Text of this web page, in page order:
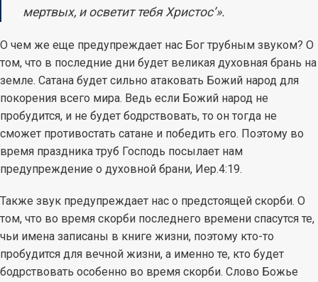
мертвых, и осветит тебя Христос’».
О чем же еще предупреждает нас Бог трубным звуком? О
том, что в последние дни будет великая духовная брань на
земле. Сатана будет сильно атаковать Божий народ для
покорения всего мира. Ведь если Божий народ не
пробудится, и не будет бодрствовать, то он тогда не
сможет противостать сатане и победить его. Поэтому во
время праздника труб Господь посылает нам
предупреждение о духовной брани, Иер.4:19.
Также звук предупреждает нас о предстоящей скорби. О
том, что во время скорби последнего времени спасутся те,
чьи имена записаны в книге жизни, поэтому кто-то
пробудится для вечной жизни, а именно те, кто будет
бодрствовать особенно во время скорби. Слово Божье